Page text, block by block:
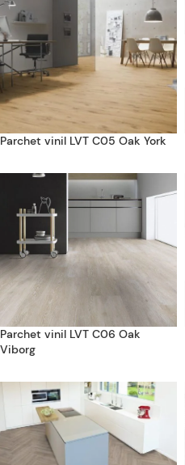
Parchet vinil LVT C05 Oak York
Parchet vinil LVT C06 Oak
Viborg